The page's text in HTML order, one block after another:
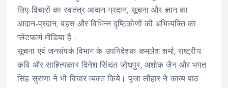
लिए विचारों का स्वतंत्र आदान-प्रदान, सूचना और ज्ञान का
आदान-प्रदान, बहस और विभिन्न दृष्टिकोणों की अभिव्यक्ति का
प्लेटफार्म मीडिया है।
सूचना एवं जनसंपर्क विभाग के उपनिदेशक कमलेश शर्मा, राष्ट्रीय
कवि और साहित्यकार दिनेश सिंदल जोधपुर, अशोक जैन और भगत
सिंह सुराणा ने भी विचार व्यक्त किये। पूजा लौहार ने काव्य पाठ